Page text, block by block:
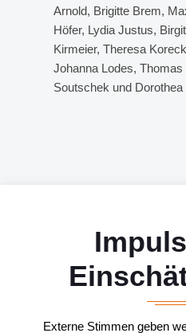
Arnold, Brigitte Brem,
Höfer, Lydia Justus,
Kirmeier, Theresa
Johanna Lodes, Thomas
Soutschek und
Externe Stimmen geben